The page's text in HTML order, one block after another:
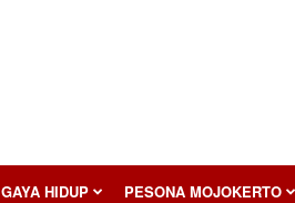
GAYA HIDUP PESONA MOJOKERTO